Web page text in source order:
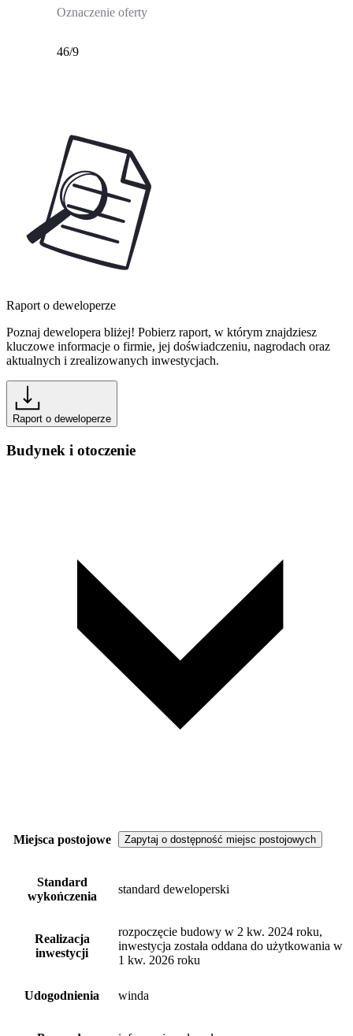
Oznaczenie oferty
46/9
Raport o deweloperze
Poznaj dewelopera bliżej! Pobierz raport, w którym znajdziesz
kluczowe informacje o firmie, jej doświadczeniu, nagrodach oraz
aktualnych i zrealizowanych inwestycjach.
Raport o deweloperze
Budynek i otoczenie
Miejsca postojowe Zapytaj o dostępność miejsc postojowych
Standard
wykończenia
standard deweloperski
Realizacja
inwestycji
rozpoczęcie budowy w 2 kw. 2024 roku,
inwestycja została oddana do użytkowania w
1 kw. 2026 roku
Udogodnienia winda